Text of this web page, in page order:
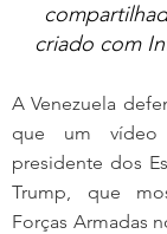
criado com
A Venezuela
que um vídeo
presidente dos
Trump, que
Forças Armadas